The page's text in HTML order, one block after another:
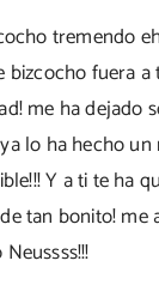
tremendo
bizcocho fuera
me ha dejado
lo ha hecho
Y a ti te ha
tan bonito! me